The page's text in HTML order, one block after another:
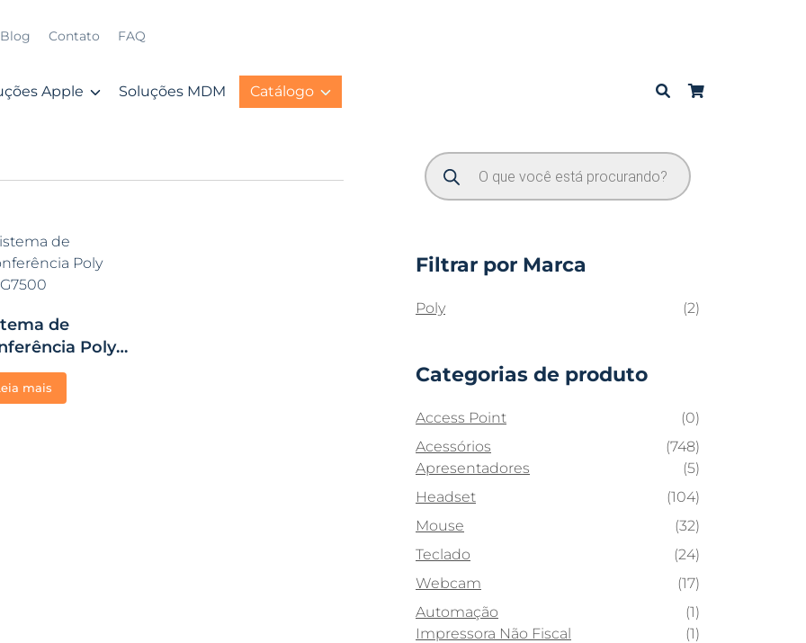
Blog Contato FAQ
Apple Soluções MDM Catálogo
de
Poly
mais
Filtrar por Marca
Poly (2)
Categorias de produto
Access Point
(0)
Acessórios
(748)
Apresentadores
(5)
Headset
(104)
Mouse
(32)
Teclado
(24)
Webcam
(17)
Automação
(1)
Impressora Não Fiscal
(1)